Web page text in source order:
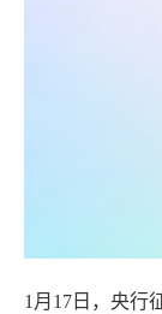
1月17日，央行